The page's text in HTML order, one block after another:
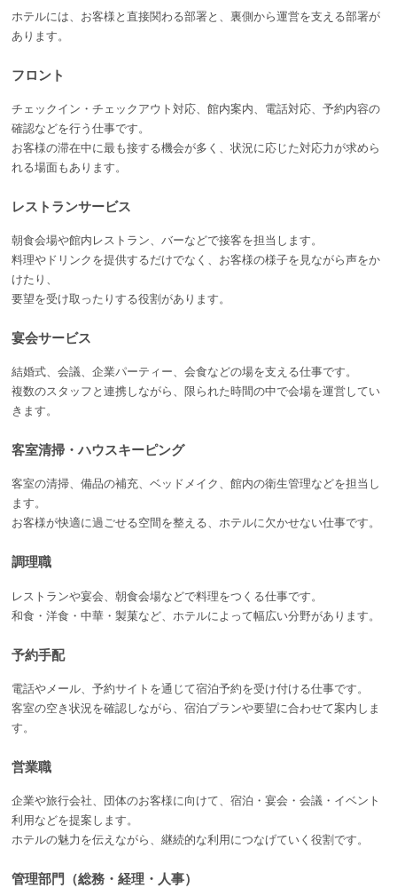
ホテルには、お客様と直接関わる部署と、裏側から運営を支える部署が
あります。
フロント
チェックイン・チェックアウト対応、館内案内、電話対応、予約内容の
確認などを行う仕事です。
お客様の滞在中に最も接する機会が多く、状況に応じた対応力が求めら
れる場面もあります。
レストランサービス
朝食会場や館内レストラン、バーなどで接客を担当します。
料理やドリンクを提供するだけでなく、お客様の様子を見ながら声をか
けたり、
要望を受け取ったりする役割があります。
宴会サービス
結婚式、会議、企業パーティー、会食などの場を支える仕事です。
複数のスタッフと連携しながら、限られた時間の中で会場を運営してい
きます。
客室清掃・ハウスキーピング
客室の清掃、備品の補充、ベッドメイク、館内の衛生管理などを担当し
ます。
お客様が快適に過ごせる空間を整える、ホテルに欠かせない仕事です。
調理職
レストランや宴会、朝食会場などで料理をつくる仕事です。
和食・洋食・中華・製菓など、ホテルによって幅広い分野があります。
予約手配
電話やメール、予約サイトを通じて宿泊予約を受け付ける仕事です。
客室の空き状況を確認しながら、宿泊プランや要望に合わせて案内しま
す。
営業職
企業や旅行会社、団体のお客様に向けて、宿泊・宴会・会議・イベント
利用などを提案します。
ホテルの魅力を伝えながら、継続的な利用につなげていく役割です。
管理部門（総務・経理・人事）